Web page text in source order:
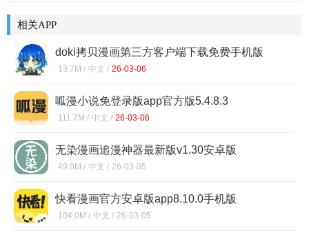
相关APP
doki拷贝漫画第三方客户端下载免费手机版
1.0
13.7M / 中文 / 26-03-06
呱漫小说免登录版app官方版5.4.8.3
111.7M / 中文 / 26-03-06
无染漫画追漫神器最新版v1.30安卓版
49.9M / 中文 / 26-03-05
快看漫画官方安卓版app8.10.0手机版
104.0M / 中文 / 26-03-05